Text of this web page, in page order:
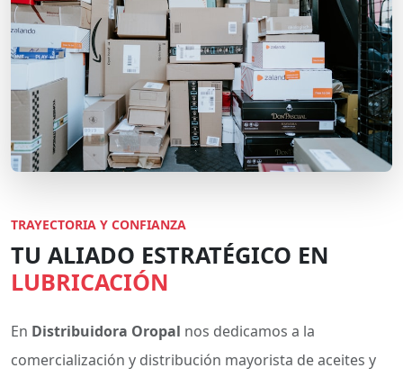
TRAYECTORIA Y CONFIANZA
TU ALIADO ESTRATÉGICO EN
LUBRICACIÓN
En Distribuidora Oropal nos dedicamos a la
comercialización y distribución mayorista de aceites y